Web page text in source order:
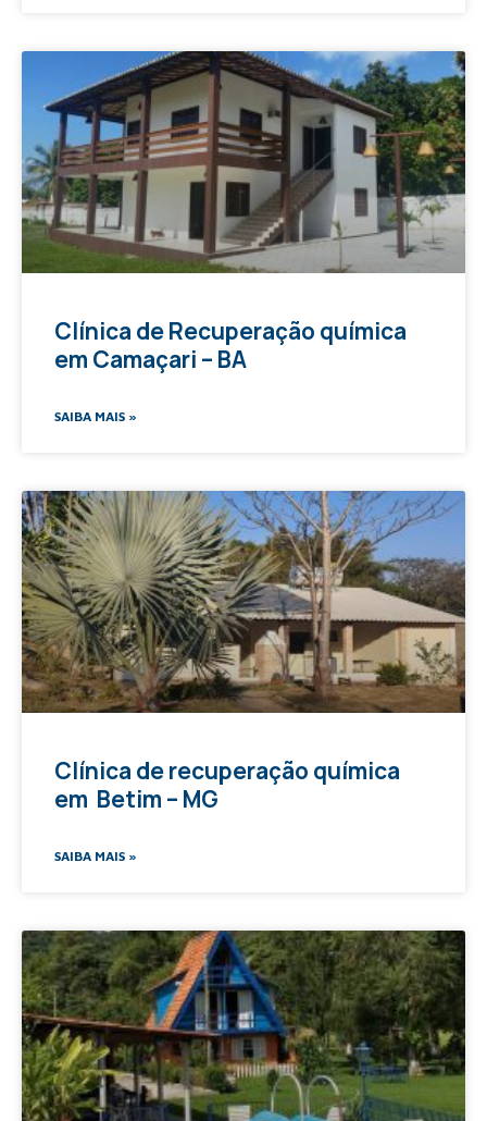
Clínica de Recuperação química
em Camaçari – BA
SAIBA MAIS »
Clínica de recuperação química
em Betim – MG
SAIBA MAIS »